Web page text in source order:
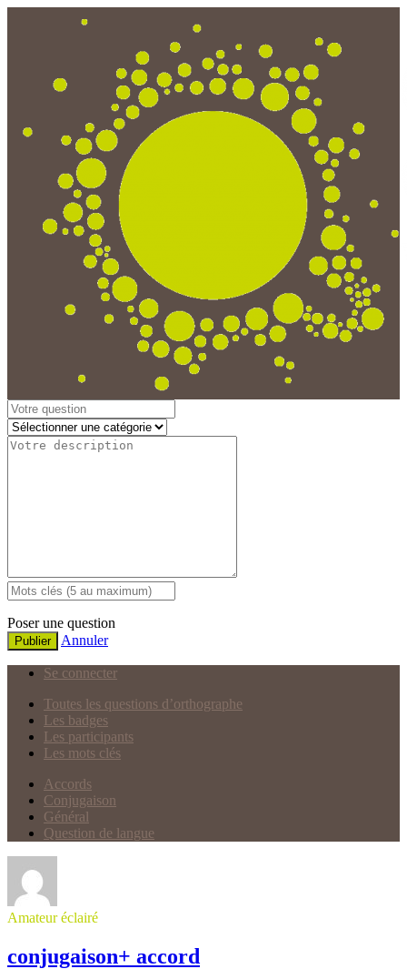
Poser une question
Publier Annuler
Se connecter
Toutes les questions d’orthographe
Les badges
Les participants
Les mots clés
Accords
Conjugaison
Général
Question de langue
Amateur éclairé
conjugaison+ accord